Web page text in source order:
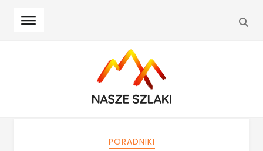
PORADNIKI